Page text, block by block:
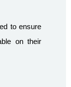
to ensure
on their